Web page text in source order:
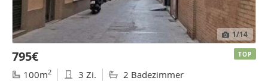
1/14
795€
100m2 3 Zi. 2 Badezimmer
TOP